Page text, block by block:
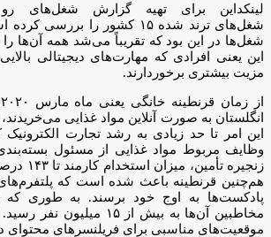
لینکداین برای تهیه گزارش شغل‌های
شغل‌های ترند شده ۱۵ کشور را
شغل‌ها در این بود که تقریباً می‌شد همه آن‌ها را
این یعنی افرادی که مهارت‌های دیجیتالی بالایی
مزیت بیشتری برخوردارند.
انگلستان به صورت آنلاین مواد غذایی
این امر تا حد زیادی به رشد تجارت
وظایف مربوط مواد غذایی از مسئول
زنجیره
هم‌چنین قرنطینه باعث شده است که پلتفرم‌های
مخاطبین آن‌ها به بیش از ۱۵
موقعیت‌های مناسبی برای فریلنسرهای محتوای